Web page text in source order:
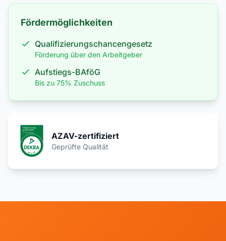
Fördermöglichkeiten
Qualifizierungschancengesetz
Förderung über den Arbeitgeber
Aufstiegs-BAföG
Bis zu 75% Zuschuss
AZAV-zertifiziert
Geprüfte Qualität